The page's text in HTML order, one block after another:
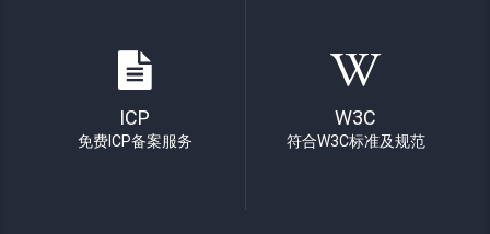
ICP
免费ICP备案服务
W3C
符合W3C标准及规范